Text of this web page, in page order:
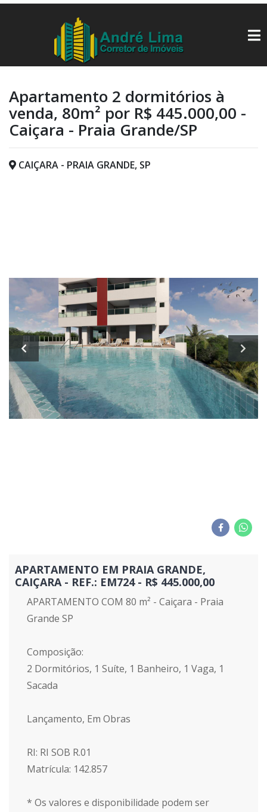
Apartamento 2 dormitórios à
venda, 80m² por R$ 445.000,00 -
Caiçara - Praia Grande/SP
CAIÇARA - PRAIA GRANDE, SP
APARTAMENTO EM PRAIA GRANDE,
CAIÇARA - REF.: EM724 - R$ 445.000,00
APARTAMENTO COM 80 m² - Caiçara - Praia
Grande SP
Composição:
2 Dormitórios, 1 Suíte, 1 Banheiro, 1 Vaga, 1
Sacada
Lançamento, Em Obras
RI: RI SOB R.01
Matrícula: 142.857
* Os valores e disponibilidade podem ser